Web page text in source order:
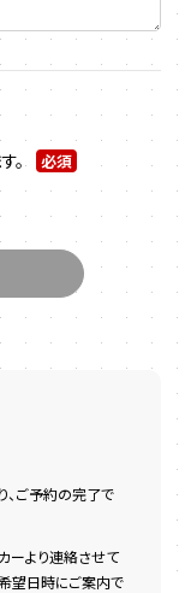
。 必須
、ご予約の完了で
ーより連絡させて
望日時にご案内で